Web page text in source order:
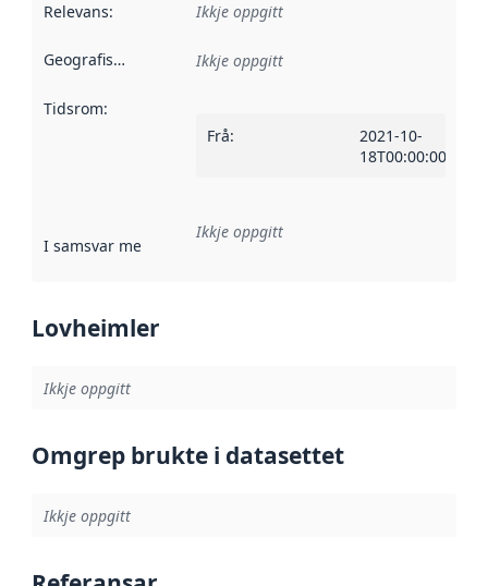
Relevans: Ikkje oppgitt
Geografisk område Ikkje oppgitt
Tidsrom:
Frå:
2021-10-
18T00:00:00Z
I samsvar med Referanse til ei implementeringsregel eller
Ikkje oppgitt
Lovheimler
Ikkje oppgitt
Omgrep brukte i datasettet
Ikkje oppgitt